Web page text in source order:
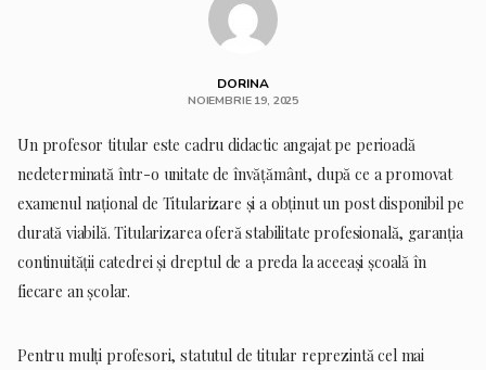
DORINA
NOIEMBRIE 19, 2025
Un profesor titular este cadru didactic angajat pe perioadă
nedeterminată într-o unitate de învățământ, după ce a promovat
examenul național de Titularizare și a obținut un post disponibil pe
durată viabilă. Titularizarea oferă stabilitate profesională, garanția
continuității catedrei și dreptul de a preda la aceeași școală în
fiecare an școlar.
Pentru mulți profesori, statutul de titular reprezintă cel mai